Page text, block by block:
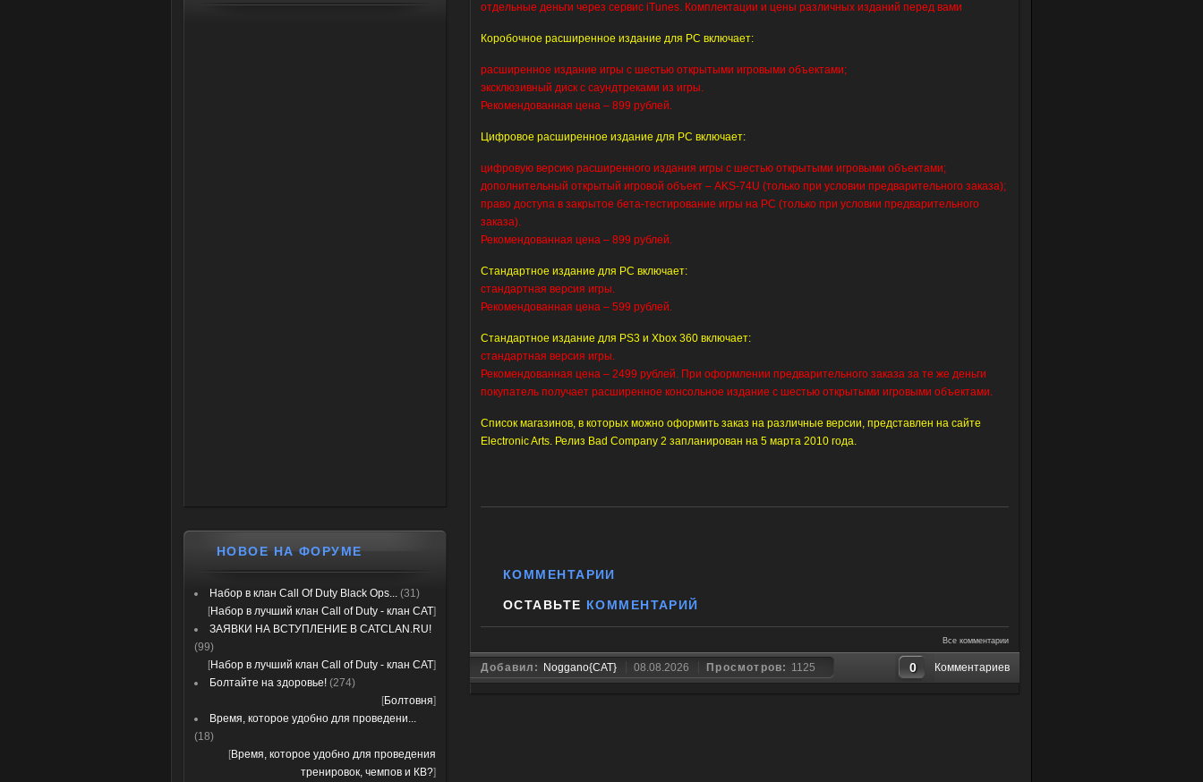
отдельные деньги через сервис iTunes. Комплектации и цены различных изданий перед вами
Коробочное расширенное издание для PC включает:
расширенное издание игры с шестью открытыми игровыми объектами;
эксклюзивный диск с саундтреками из игры.
Рекомендованная цена – 899 рублей.
Цифровое расширенное издание для PC включает:
цифровую версию расширенного издания игры с шестью открытыми игровыми объектами;
дополнительный открытый игровой объект – AKS-74U (только при условии предварительного заказа);
право доступа в закрытое бета-тестирование игры на PC (только при условии предварительного
заказа).
Рекомендованная цена – 899 рублей.
Стандартное издание для PC включает:
стандартная версия игры.
Рекомендованная цена – 599 рублей.
Стандартное издание для PS3 и Xbox 360 включает:
стандартная версия игры.
Рекомендованная цена – 2499 рублей. При оформлении предварительного заказа за те же деньги
покупатель получает расширенное консольное издание с шестью открытыми игровыми объектами.
Список магазинов, в которых можно оформить заказ на различные версии, представлен на сайте
Electronic Arts. Релиз Bad Company 2 запланирован на 5 марта 2010 года.
КОММЕНТАРИИ
ОСТАВЬТЕ КОММЕНТАРИЙ
Все комментарии
Добавил: Noggano{CAT} 08.08.2026 Просмотров: 1125 0 Комментариев
НОВОЕ НА ФОРУМЕ
Набор в клан Call Of Duty Black Ops... (31)
[Набор в лучший клан Call of Duty - клан CAT]
ЗАЯВКИ НА ВСТУПЛЕНИЕ В CATCLAN.RU!
(99)
[Набор в лучший клан Call of Duty - клан CAT]
Болтайте на здоровье! (274)
[Болтовня]
Время, которое удобно для проведени...
(18)
[Время, которое удобно для проведения
тренировок, чемпов и КВ?]